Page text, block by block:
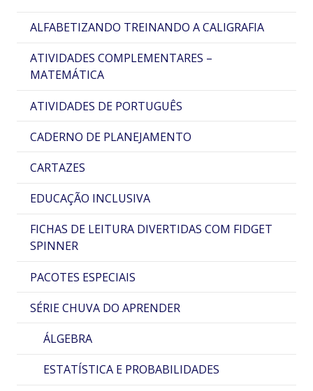
ALFABETIZANDO TREINANDO A CALIGRAFIA
ATIVIDADES COMPLEMENTARES –
MATEMÁTICA
ATIVIDADES DE PORTUGUÊS
CADERNO DE PLANEJAMENTO
CARTAZES
EDUCAÇÃO INCLUSIVA
FICHAS DE LEITURA DIVERTIDAS COM FIDGET
SPINNER
PACOTES ESPECIAIS
SÉRIE CHUVA DO APRENDER
ÁLGEBRA
ESTATÍSTICA E PROBABILIDADES